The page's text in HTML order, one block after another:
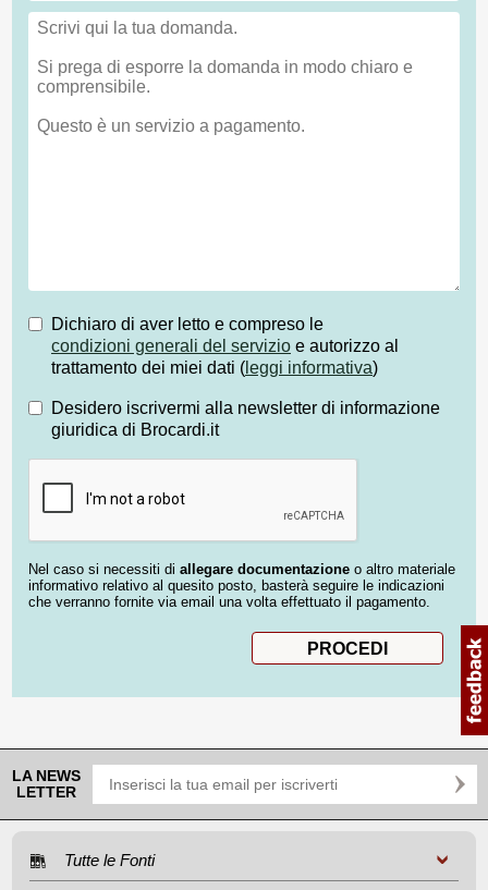
Dichiaro di aver letto e compreso le
condizioni generali del servizio e autorizzo al
trattamento dei miei dati ( leggi informativa)
Desidero iscrivermi alla newsletter di informazione
giuridica di Brocardi.it
Nel caso si necessiti di allegare documentazione o altro materiale
informativo relativo al quesito posto, basterà seguire le indicazioni
che verranno fornite via email una volta effettuato il pagamento.
LA NEWS
LETTER
Tutte le Fonti